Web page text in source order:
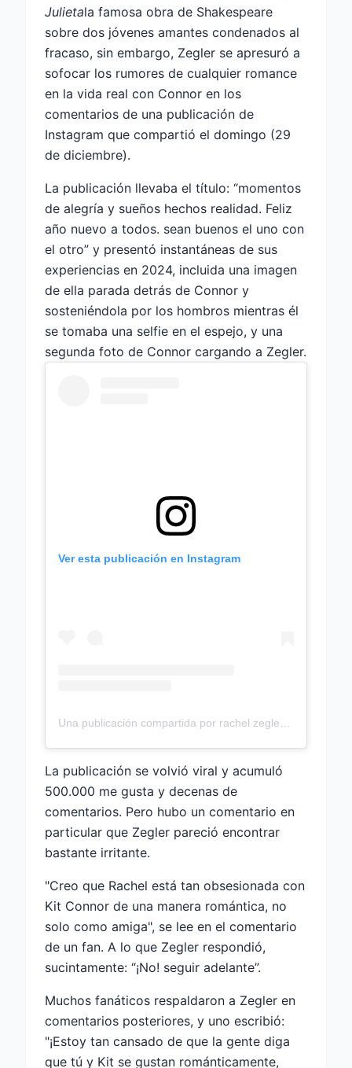
Julietala famosa obra de Shakespeare
sobre dos jóvenes amantes condenados al
fracaso, sin embargo, Zegler se apresuró a
sofocar los rumores de cualquier romance
en la vida real con Connor en los
comentarios de una publicación de
Instagram que compartió el domingo (29
de diciembre).
La publicación llevaba el título: “momentos
de alegría y sueños hechos realidad. Feliz
año nuevo a todos. sean buenos el uno con
el otro” y presentó instantáneas de sus
experiencias en 2024, incluida una imagen
de ella parada detrás de Connor y
sosteniéndola por los hombros mientras él
se tomaba una selfie en el espejo, y una
segunda foto de Connor cargando a Zegler.
Ver esta publicación en Instagram
Una publicación compartida por rachel zegler (@rachelzegler)
La publicación se volvió viral y acumuló
500.000 me gusta y decenas de
comentarios. Pero hubo un comentario en
particular que Zegler pareció encontrar
bastante irritante.
"Creo que Rachel está tan obsesionada con
Kit Connor de una manera romántica, no
solo como amiga", se lee en el comentario
de un fan. A lo que Zegler respondió,
sucintamente: “¡No! seguir adelante”.
Muchos fanáticos respaldaron a Zegler en
comentarios posteriores, y uno escribió:
"¡Estoy tan cansado de que la gente diga
que tú y Kit se gustan románticamente,